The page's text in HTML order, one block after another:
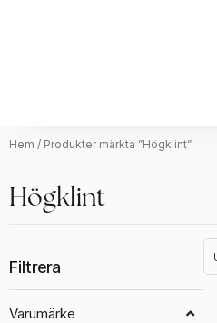
Hem / Produkter märkta ”Högklint”
Högklint
Filtrera
Varumärke